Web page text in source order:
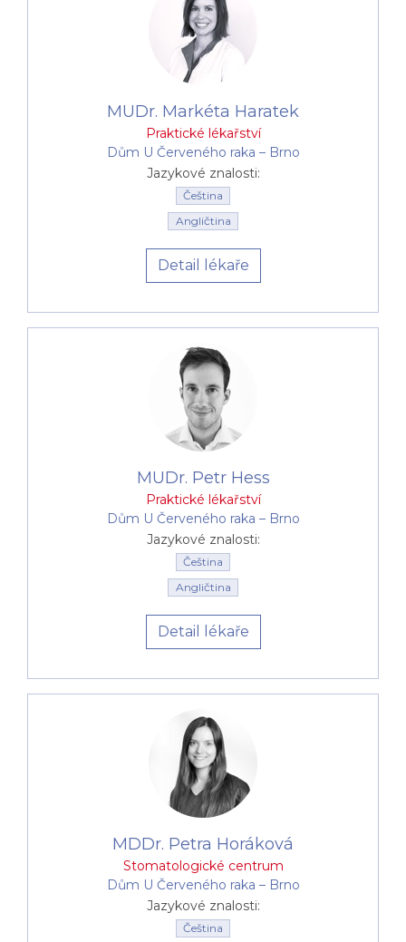
MUDr. Markéta Haratek
Praktické lékařství
Dům U Červeného raka –⁠⁠⁠⁠⁠⁠ Brno
Jazykové znalosti:
Čeština
Angličtina
Detail lékaře
MUDr. Petr Hess
Praktické lékařství
Dům U Červeného raka –⁠⁠⁠⁠⁠⁠ Brno
Jazykové znalosti:
Čeština
Angličtina
Detail lékaře
MDDr. Petra Horáková
Stomatologické centrum
Dům U Červeného raka –⁠⁠⁠⁠⁠⁠ Brno
Jazykové znalosti:
Čeština